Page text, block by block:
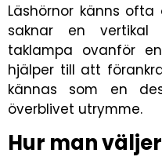
Läshörnor känns
saknar en vertikal
taklampa ovanför
hjälper till att
kännas som en
överblivet utrymme.
Hur man